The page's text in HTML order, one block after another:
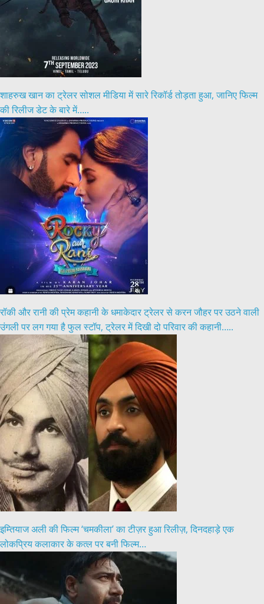
शाहरुख खान का ट्रेलर सोशल मीडिया में सारे रिकॉर्ड तोड़ता हुआ, जानिए फिल्म
की रिलीज डेट के बारे में…..
रॉकी और रानी की प्रेम कहानी के धमाकेदार ट्रेलर से करन जौहर पर उठने वाली
उंगली पर लग गया है फुल स्टॉप, ट्रेलर में दिखी दो परिवार की कहानी…..
इम्तियाज अली की फिल्म ‘चमकीला’ का टीज़र हुआ रिलीज़, दिनदहाड़े एक
लोकप्रिय कलाकार के कत्ल पर बनी फिल्म…